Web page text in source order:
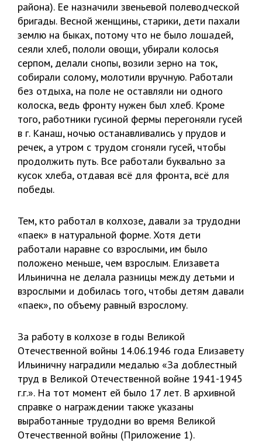
района). Ее назначили звеньевой полеводческой
бригады. Весной женщины, старики, дети пахали
землю на быках, потому что не было лошадей,
сеяли хлеб, пололи овощи, убирали колосья
серпом, делали снопы, возили зерно на ток,
собирали солому, молотили вручную. Работали
без отдыха, на поле не оставляли ни одного
колоска, ведь фронту нужен был хлеб. Кроме
того, работники гусиной фермы перегоняли гусей
в г. Канаш, ночью останавливались у прудов и
речек, а утром с трудом сгоняли гусей, чтобы
продолжить путь. Все работали буквально за
кусок хлеба, отдавая всё для фронта, всё для
победы.
Тем, кто работал в колхозе, давали за трудодни
«паек» в натуральной форме. Хотя дети
работали наравне со взрослыми, им было
положено меньше, чем взрослым. Елизавета
Ильинична не делала разницы между детьми и
взрослыми и добилась того, чтобы детям давали
«паек», по объему равный взрослому.
За работу в колхозе в годы Великой
Отечественной войны 14.06.1946 года Елизавету
Ильиничну наградили медалью «За доблестный
труд в Великой Отечественной войне 1941-1945
г.г.». На тот момент ей было 17 лет. В архивной
справке о награждении также указаны
выработанные трудодни во время Великой
Отечественной войны (Приложение 1).